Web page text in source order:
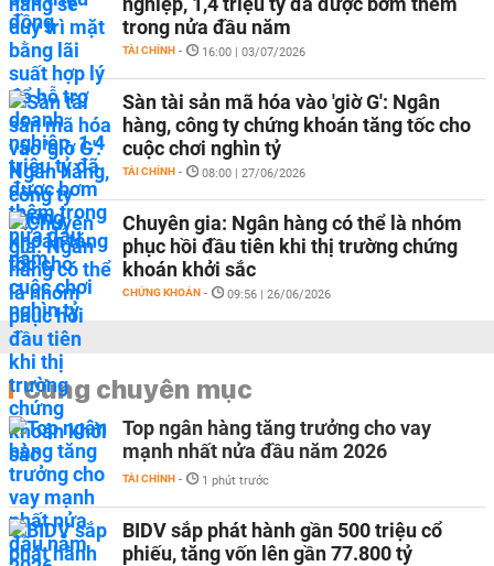
trong nửa đầu năm
TÀI CHÍNH - 16:00 | 03/07/2026
Sàn tài sản mã hóa vào 'giờ G': Ngân
hàng, công ty chứng khoán tăng tốc cho
cuộc chơi nghìn tỷ
TÀI CHÍNH - 08:00 | 27/06/2026
Chuyên gia: Ngân hàng có thể là nhóm
phục hồi đầu tiên khi thị trường chứng
khoán khởi sắc
CHỨNG KHOÁN - 09:56 | 26/06/2026
Cùng chuyên mục
Top ngân hàng tăng trưởng cho vay
mạnh nhất nửa đầu năm 2026
TÀI CHÍNH - 1 phút trước
BIDV sắp phát hành gần 500 triệu cổ
phiếu, tăng vốn lên gần 77.800 tỷ